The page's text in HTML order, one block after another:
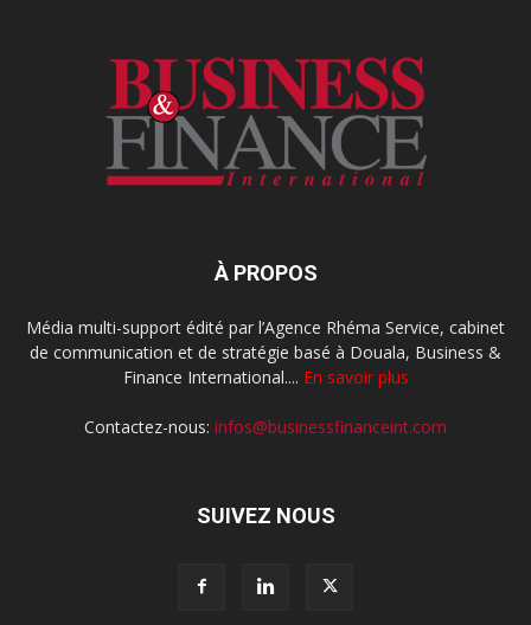
À PROPOS
Média multi-support édité par l’Agence Rhéma Service, cabinet
de communication et de stratégie basé à Douala, Business &
Finance International.... En savoir plus
Contactez-nous: infos@businessfinanceint.com
SUIVEZ NOUS